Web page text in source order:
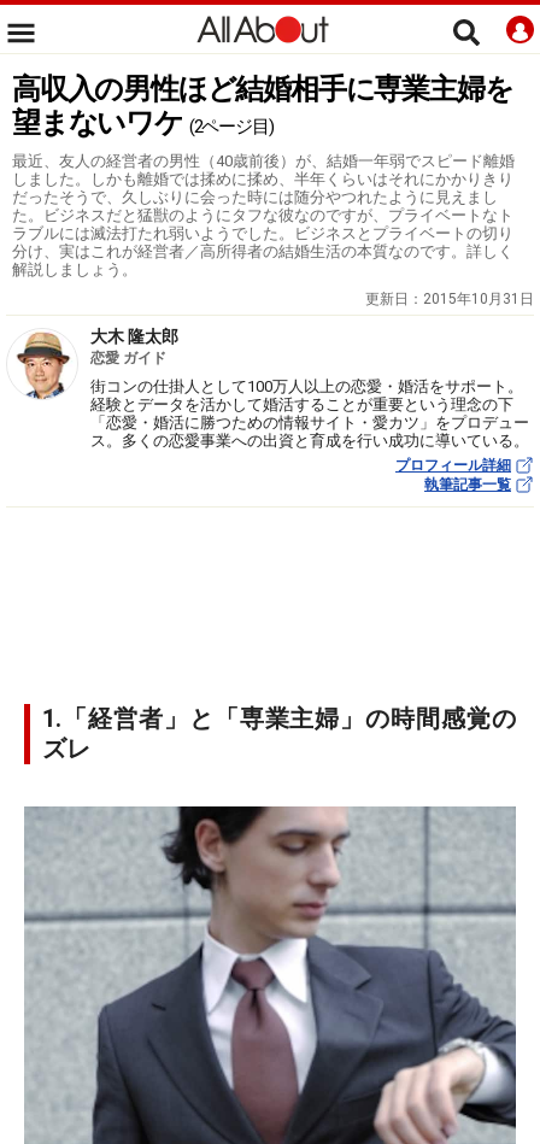
高収入の男性ほど結婚相手に専業主婦を
望まないワケ (2ページ目)
最近、友人の経営者の男性（40歳前後）が、結婚一年弱でスピード離婚
しました。しかも離婚では揉めに揉め、半年くらいはそれにかかりきり
だったそうで、久しぶりに会った時には随分やつれたように見えまし
た。ビジネスだと猛獣のようにタフな彼なのですが、プライベートなト
ラブルには滅法打たれ弱いようでした。ビジネスとプライベートの切り
分け、実はこれが経営者／高所得者の結婚生活の本質なのです。詳しく
解説しましょう。
更新日： 2015年10月31日
大木 隆太郎
恋愛 ガイド
街コンの仕掛人として100万人以上の恋愛・婚活をサポート。
経験とデータを活かして婚活することが重要という理念の下
「恋愛・婚活に勝つための情報サイト・愛カツ」をプロデュー
ス。多くの恋愛事業への出資と育成を行い成功に導いている。
プロフィール詳細
執筆記事一覧
1.「経営者」と「専業主婦」の時間感覚の
ズレ